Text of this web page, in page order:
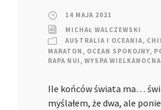
14 MAJA 2021
MICHAŁ WALCZEWSKI
AUSTRALIA I OCEANIA,
MARATON , OCEAN SPOKOJNY,
RAPA NUI , WYSPA WIELKANOCNA
Ile końców świata ma…
myślałem, że dwa, ale